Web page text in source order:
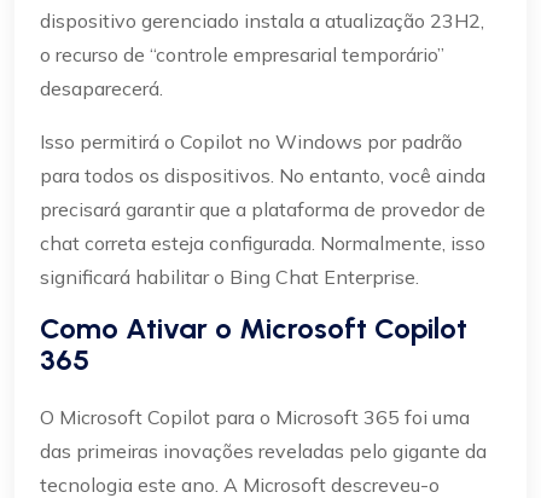
dispositivo gerenciado instala a atualização 23H2,
o recurso de “controle empresarial temporário”
desaparecerá.
Isso permitirá o Copilot no Windows por padrão
para todos os dispositivos. No entanto, você ainda
precisará garantir que a plataforma de provedor de
chat correta esteja configurada. Normalmente, isso
significará habilitar o Bing Chat Enterprise.
Como Ativar o Microsoft Copilot
365
O Microsoft Copilot para o Microsoft 365 foi uma
das primeiras inovações reveladas pelo gigante da
tecnologia este ano. A Microsoft descreveu-o